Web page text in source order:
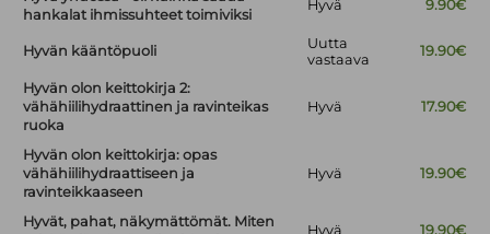
hankalat ihmissuhteet toimiviksi
Hyvä 9.90€
Hyvän kääntöpuoli
Uutta
vastaava
19.90€
Hyvän olon keittokirja 2:
vähähiilihydraattinen ja ravinteikas
ruoka
Hyvä 17.90€
Hyvän olon keittokirja: opas
vähähiilihydraattiseen ja
ravinteikkaaseen
Hyvä 19.90€
Hyvät, pahat, näkymättömät. Miten
Hyvä 19.90€